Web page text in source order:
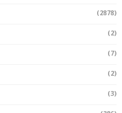
(2878)
(2)
(7)
(2)
(3)